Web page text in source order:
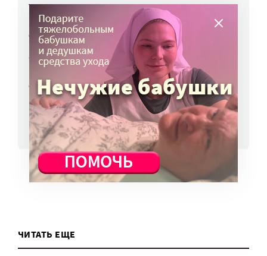
Улучшить питание заключенных намерен
Минюст
6 авг, 13:19
Обязать самозанятых платить пенсионные
взносы предлагают профсоюзы
6 авг, 10:51
ВСЕ НОВОСТИ
ЧИТАТЬ ЕЩЕ